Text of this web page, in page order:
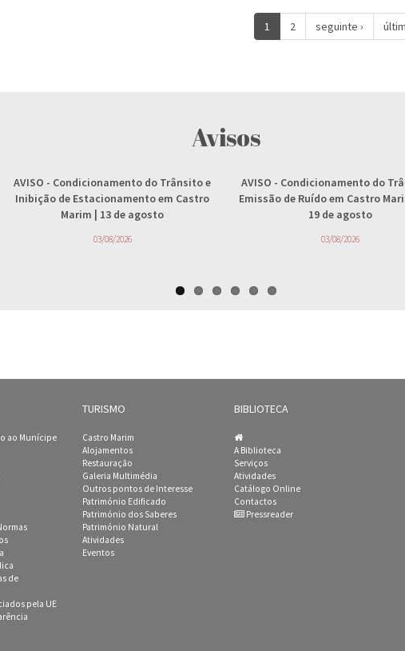
1 2 seguinte ›
Avisos
AVISO - Condicionamento do Trânsito e
Inibição de Estacionamento em Castro
Marim | 13 de agosto
03/08/2026
AVISO - Condicionamento do
Emissão de Ruído em Castro
19 de agosto
03/08/2026
ao Munícipe
de
pela UE
TURISMO
Castro Marim
Alojamentos
Restauração
Galeria Multimédia
Outros pontos de Interesse
Património Edificado
Património dos Saberes
Património Natural
Atividades
Eventos
BIBLIOTECA
A Biblioteca
Serviços
Atividades
Catálogo Online
Contactos
Pressreader